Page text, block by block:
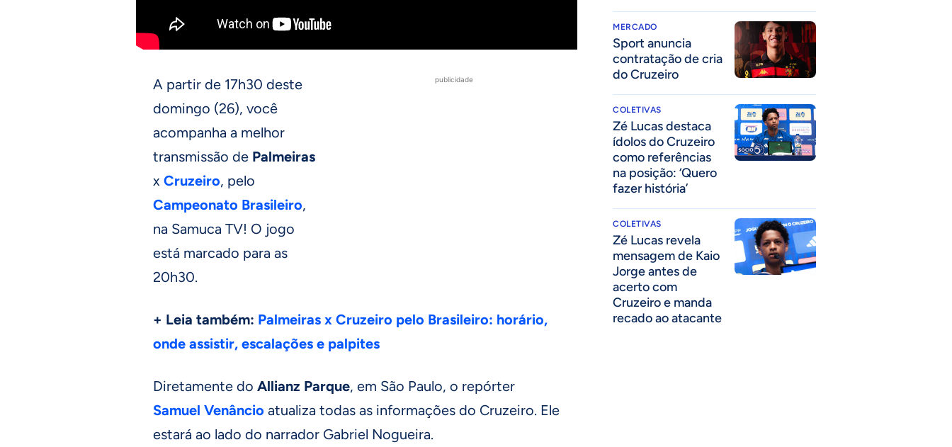
publicidade
A partir de 17h30 deste
domingo (26), você
acompanha a melhor
transmissão de Palmeiras
x Cruzeiro, pelo
Campeonato Brasileiro,
na Samuca TV! O jogo
está marcado para as
20h30.
+ Leia também: Palmeiras x Cruzeiro pelo Brasileiro: horário,
onde assistir, escalações e palpites
Diretamente do Allianz Parque, em São Paulo, o repórter
Samuel Venâncio atualiza todas as informações do Cruzeiro. Ele
estará ao lado do narrador Gabriel Nogueira.
MERCADO
Sport anuncia
contratação de cria
do Cruzeiro
COLETIVAS
Zé Lucas destaca
ídolos do Cruzeiro
como referências
na posição: ‘Quero
fazer história’
COLETIVAS
Zé Lucas revela
mensagem de Kaio
Jorge antes de
acerto com
Cruzeiro e manda
recado ao atacante